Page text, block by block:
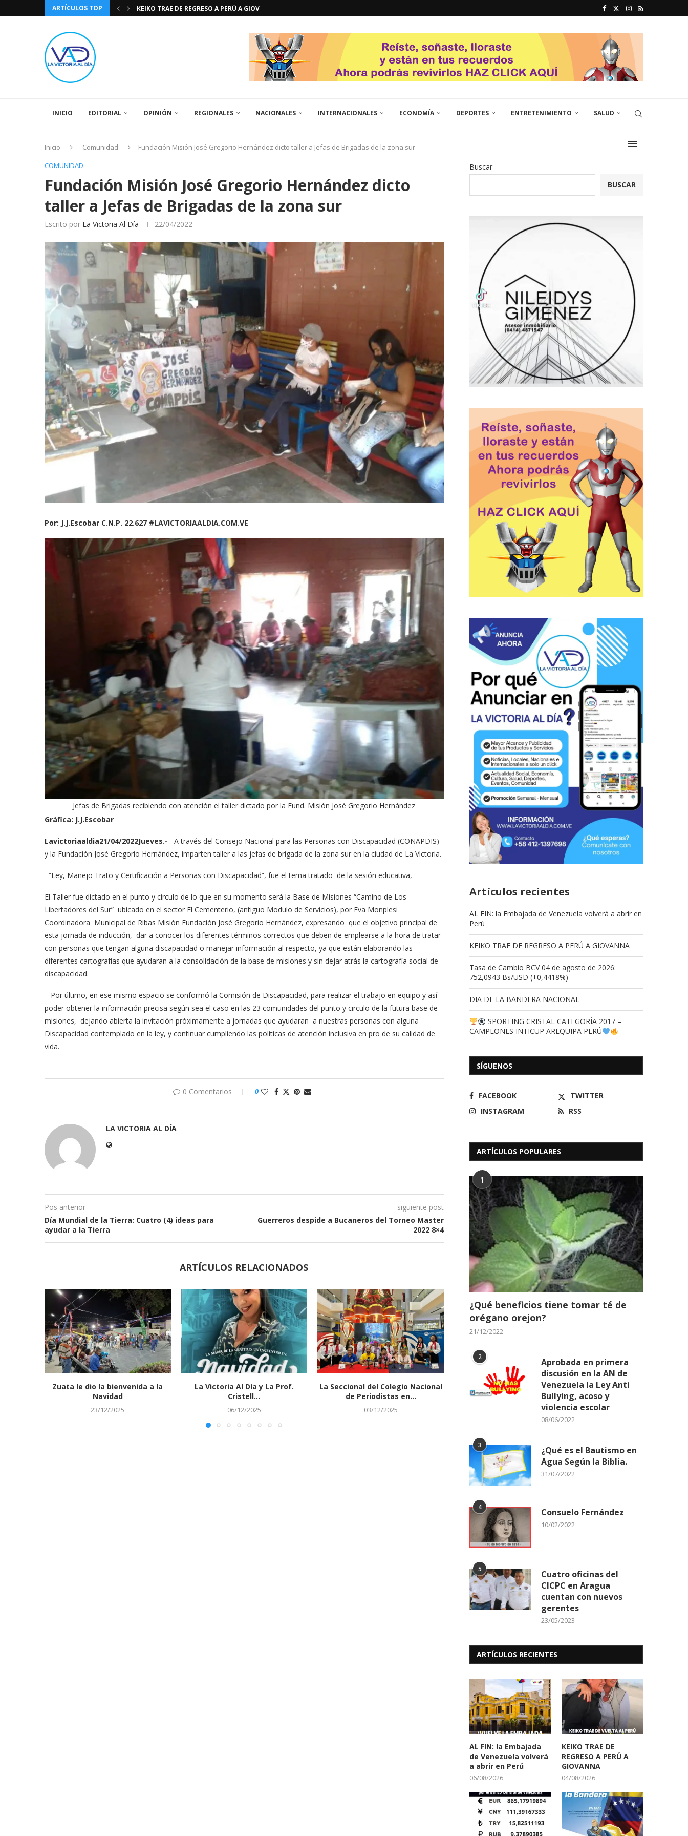
ARTÍCULOS TOP
KEIKO TRAE DE REGRESO A PERÚ A GIOVANNA
INICIO EDITORIAL OPINIÓN REGIONALES NACIONALES INTERNACIONALES ECONOMÍA DEPORTES ENTRETENIMIENTO SALUD
Inicio Comunidad
Fundación Misión José Gregorio Hernández dicto taller a Jefas de Brigadas de la zona sur
COMUNIDAD
Fundación Misión José Gregorio Hernández dicto
taller a Jefas de Brigadas de la zona sur
Escrito por La Victoria Al Día 22/04/2022
Por: J.J.Escobar C.N.P. 22.627 #LAVICTORIAALDIA.COM.VE
Jefas de Brigadas recibiendo con atención el taller dictado por la Fund. Misión José Gregorio Hernández
Gráfica: J.J.Escobar
Lavictoriaaldia21/04/2022Jueves.- A través del Consejo Nacional para las Personas con Discapacidad (CONAPDIS)
y la Fundación José Gregorio Hernández, imparten taller a las jefas de brigada de la zona sur en la ciudad de La Victoria.
“Ley, Manejo Trato y Certificación a Personas con Discapacidad”, fue el tema tratado de la sesión educativa,
El Taller fue dictado en el punto y círculo de lo que en su momento será la Base de Misiones “Camino de Los
Libertadores del Sur” ubicado en el sector El Cementerio, (antiguo Modulo de Servicios), por Eva Monplesi
Coordinadora Municipal de Ribas Misión Fundación José Gregorio Hernández, expresando que el objetivo principal de
esta jornada de inducción, dar a conocer los diferentes términos correctos que deben de emplearse a la hora de tratar
con personas que tengan alguna discapacidad o manejar información al respecto, ya que están elaborando las
diferentes cartografías que ayudaran a la consolidación de la base de misiones y sin dejar atrás la cartografía social de
discapacidad.
Por último, en ese mismo espacio se conformó la Comisión de Discapacidad, para realizar el trabajo en equipo y así
poder obtener la información precisa según sea el caso en las 23 comunidades del punto y circulo de la futura base de
misiones, dejando abierta la invitación próximamente a jornadas que ayudaran a nuestras personas con alguna
Discapacidad contemplado en la ley, y continuar cumpliendo las políticas de atención inclusiva en pro de su calidad de
vida.
0 Comentarios 0
LA VICTORIA AL DÍA
Pos anterior
Día Mundial de la Tierra: Cuatro (4) ideas para
ayudar a la Tierra
siguiente post
Guerreros despide a Bucaneros del Torneo Master
2022 8×4
ARTÍCULOS RELACIONADOS
Zuata le dio la bienvenida a la
Navidad
23/12/2025
La Victoria Al Día y La Prof.
Cristell...
06/12/2025
La Seccional del Colegio Nacional
de Periodistas en...
03/12/2025
Vecinos de La Mora 2 Denuncian
Contaminación Ambiental
Fundación Niños
Buscar
BUSCAR
Artículos recientes
AL FIN: la Embajada de Venezuela volverá a abrir en
Perú
KEIKO TRAE DE REGRESO A PERÚ A GIOVANNA
Tasa de Cambio BCV 04 de agosto de 2026:
752,0943 Bs/USD (+0,4418%)
DIA DE LA BANDERA NACIONAL
SPORTING CRISTAL CATEGORÍA 2017 –
CAMPEONES INTICUP AREQUIPA PERÚ
SÍGUENOS
FACEBOOK
TWITTER
INSTAGRAM
RSS
ARTÍCULOS POPULARES
1
¿Qué beneficios tiene tomar té de
orégano orejon?
21/12/2022
2
Aprobada en primera
discusión en la AN de
Venezuela la Ley Anti
Bullying, acoso y
violencia escolar
08/06/2022
3
¿Qué es el Bautismo en
Agua Según la Biblia.
31/07/2022
4 Consuelo Fernández
10/02/2022
5
Cuatro oficinas del
CICPC en Aragua
cuentan con nuevos
gerentes
23/05/2023
ARTÍCULOS RECIENTES
AL FIN: la Embajada
de Venezuela volverá
a abrir en Perú
06/08/2026
KEIKO TRAE DE
REGRESO A PERÚ A
GIOVANNA
04/08/2026